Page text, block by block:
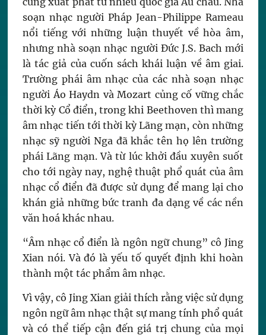
soạn nhạc người Pháp Jean-Philippe Rameau
nổi tiếng với những luận thuyết về hòa âm,
nhưng nhà soạn nhạc người Đức J.S. Bach mới
là tác giả của cuốn sách khái luận về âm giai.
Trường phái âm nhạc của các nhà soạn nhạc
người Áo Haydn và Mozart củng cố vững chắc
thời kỳ Cổ điển, trong khi Beethoven thì mang
âm nhạc tiến tới thời kỳ Lãng mạn, còn những
nhạc sỹ người Nga đã khắc tên họ lên trường
phái Lãng mạn. Và từ lúc khởi đầu xuyên suốt
cho tới ngày nay, nghệ thuật phổ quát của âm
nhạc cổ điển đã được sử dụng để mang lại cho
khán giả những bức tranh đa dạng về các nền
văn hoá khác nhau.
“Âm nhạc cổ điển là ngôn ngữ chung” cô Jing
Xian nói. Và đó là yếu tố quyết định khi hoàn
thành một tác phẩm âm nhạc.
Vì vậy, cô Jing Xian giải thích rằng việc sử dụng
ngôn ngữ âm nhạc thật sự mang tính phổ quát
và có thể tiếp cận đến giá trị chung của mọi